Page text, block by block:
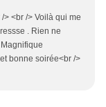
> <br /> Voilà qui me
. Rien ne
bonne soirée<br />